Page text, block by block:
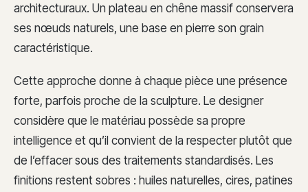
architecturaux. Un plateau en chêne massif conservera
ses nœuds naturels, une base en pierre son grain
caractéristique.
Cette approche donne à chaque pièce une présence
forte, parfois proche de la sculpture. Le designer
considère que le matériau possède sa propre
intelligence et qu’il convient de la respecter plutôt que
de l’effacer sous des traitements standardisés. Les
finitions restent sobres : huiles naturelles, cires, patines